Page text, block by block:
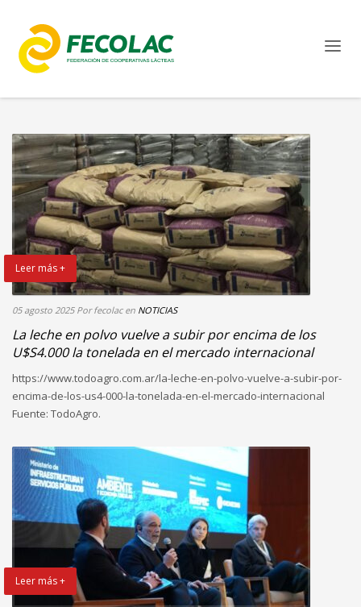
Leer más +
05 agosto 2025 Por fecolac en NOTICIAS
La leche en polvo vuelve a subir por encima de los
U$S4.000 la tonelada en el mercado internacional
https://www.todoagro.com.ar/la-leche-en-polvo-vuelve-a-subir-por-
encima-de-los-us4-000-la-tonelada-en-el-mercado-internacional
Fuente: TodoAgro.
Leer más +